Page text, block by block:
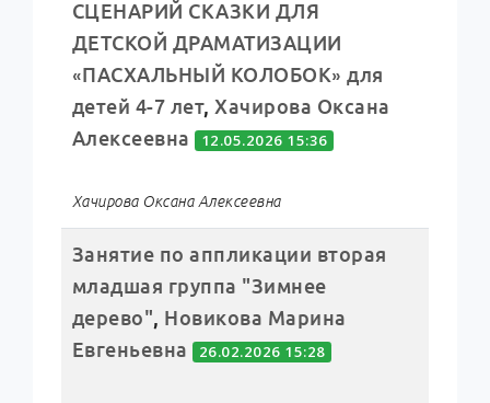
СЦЕНАРИЙ СКАЗКИ ДЛЯ
ДЕТСКОЙ ДРАМАТИЗАЦИИ
«ПАСХАЛЬНЫЙ КОЛОБОК» для
детей 4-7 лет,Хачирова Оксана
Алексеевна
12.05.2026 15:36
Хачирова Оксана Алексеевна
Занятие по аппликации вторая
младшая группа "Зимнее
дерево", Новикова Марина
Евгеньевна
26.02.2026 15:28